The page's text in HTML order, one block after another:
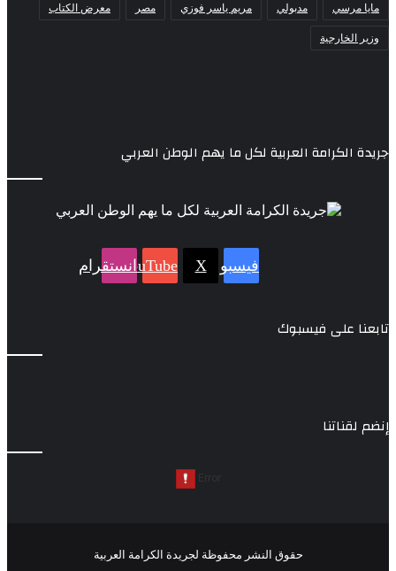
مايا مرسي مدبولي مريم ياسر فوزي مصر معرض الكتاب
وزير الخارجية
جريدة الكرامة العربية لكل ما يهم الوطن العربي
فيسبوك ‫X
‫YouTubeانستقرام
تابعنا على فيسبوك
إنضم لقناتنا
حقوق النشر محفوظة لجريدة الكرامة العربية